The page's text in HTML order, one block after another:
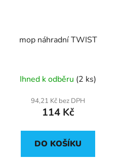
mop náhradní TWIST
Ihned k odběru (2 ks)
94,21 Kč bez DPH
114 Kč
DO KOŠÍKU